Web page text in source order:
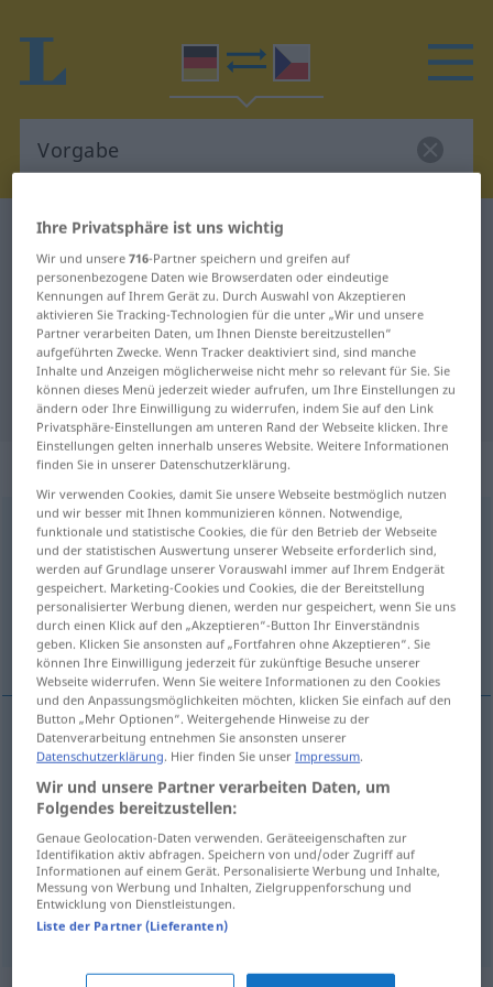
Deutsch-Tschechisch Wörterbuch
Deutsch-Tschechisch Übersetzung
für "Vorgabe"
"Vorgabe" Tschechisch
Übersetzung
„Vorgabe“: feminin
Vorgabef
Übersicht aller Übersetzungen
(Für mehr Details die Übersetzung anklicken/antippen)
smĕrnice, náskok, direktiva, výhoda
smĕrnice F Vorgabe Richtlinie
direktiva F VorgabeRichtlinie
náskok M Vorgabe SPORT
výhoda Vorgabe SPORT
Ihre Privatsphäre ist uns wichtig
Wir und unsere716-Partner speichern und greifen auf
personenbezogene Daten wie Browserdaten oder eindeutige
Kennungen auf Ihrem Gerät zu. Durch Auswahl von Akzeptieren
aktivieren Sie Tracking-Technologien für die unter „Wir und unsere
Partner verarbeiten Daten, um Ihnen Dienste bereitzustellen“
aufgeführten Zwecke. Wenn Tracker deaktiviert sind, sind manche
Inhalte und Anzeigen möglicherweise nicht mehr so relevant für Sie. Sie
können dieses Menü jederzeit wieder aufrufen, um Ihre Einstellungen zu
ändern oder Ihre Einwilligung zu widerrufen, indem Sie auf den Link
Privatsphäre-Einstellungen am unteren Rand der Webseite klicken. Ihre
Einstellungen gelten innerhalb unseres Website. Weitere Informationen
finden Sie in unserer Datenschutzerklärung.
Wir verwenden Cookies, damit Sie unsere Webseite bestmöglich nutzen
und wir besser mit Ihnen kommunizieren können. Notwendige,
funktionale und statistische Cookies, die für den Betrieb der Webseite
und der statistischen Auswertung unserer Webseite erforderlich sind,
werden auf Grundlage unserer Vorauswahl immer auf Ihrem Endgerät
gespeichert. Marketing-Cookies und Cookies, die der Bereitstellung
personalisierter Werbung dienen, werden nur gespeichert, wenn Sie uns
durch einen Klick auf den „Akzeptieren“-Button Ihr Einverständnis
geben. Klicken Sie ansonsten auf „Fortfahren ohne Akzeptieren“. Sie
können Ihre Einwilligung jederzeit für zukünftige Besuche unserer
Webseite widerrufen. Wenn Sie weitere Informationen zu den Cookies
und den Anpassungsmöglichkeiten möchten, klicken Sie einfach auf den
Button „Mehr Optionen“. Weitergehende Hinweise zu der
Datenverarbeitung entnehmen Sie ansonsten unserer
Datenschutzerklärung. Hier finden Sie unserImpressum.
Wir und unsere Partner verarbeiten Daten, um
Folgendes bereitzustellen:
Genaue Geolocation-Daten verwenden. Geräteeigenschaften zur
Identifikation aktiv abfragen. Speichern von und/oder Zugriff auf
Informationen auf einem Gerät. Personalisierte Werbung und Inhalte,
Messung von Werbung und Inhalten, Zielgruppenforschung und
Entwicklung von Dienstleistungen.
Liste der Partner (Lieferanten)